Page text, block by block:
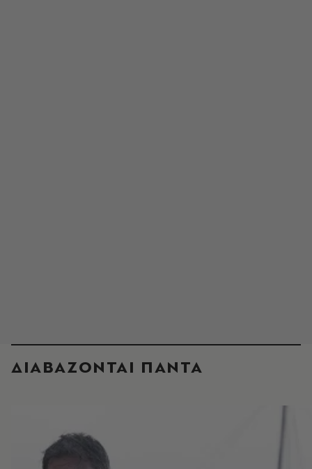
ΔΙΑΒΑΖΟΝΤΑΙ ΠΑΝΤΑ